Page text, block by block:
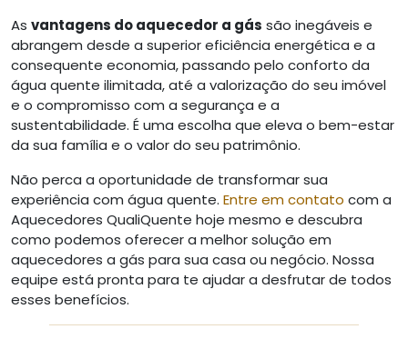
As vantagens do aquecedor a gás são inegáveis e
abrangem desde a superior eficiência energética e a
consequente economia, passando pelo conforto da
água quente ilimitada, até a valorização do seu imóvel
e o compromisso com a segurança e a
sustentabilidade. É uma escolha que eleva o bem-estar
da sua família e o valor do seu patrimônio.
Não perca a oportunidade de transformar sua
experiência com água quente. Entre em contato com a
Aquecedores QualiQuente hoje mesmo e descubra
como podemos oferecer a melhor solução em
aquecedores a gás para sua casa ou negócio. Nossa
equipe está pronta para te ajudar a desfrutar de todos
esses benefícios.